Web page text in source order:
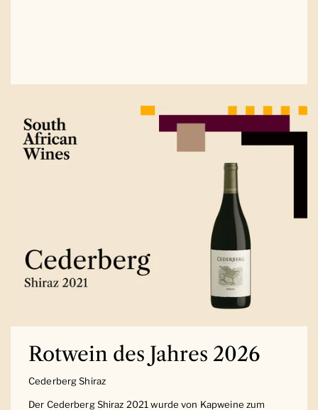
Rotwein des Jahres 2026
Cederberg Shiraz
Der Cederberg Shiraz 2021 wurde von Kapweine zum